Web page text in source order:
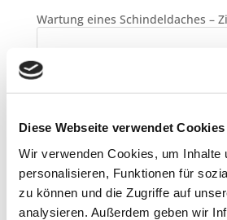
Diese Webseite verwendet Cookies
Wir verwenden Cookies, um Inhalte
personalisieren, Funktionen für
zu können und die Zugriffe auf
analysieren. Außerdem geben wir
Wartung eines Schindeldaches –
Neueste Beiträge
Teilnahme am Clean Advantage
Lehrstellen 2026
Besuch bei ABA Holz
Jobmesse in Penzberg